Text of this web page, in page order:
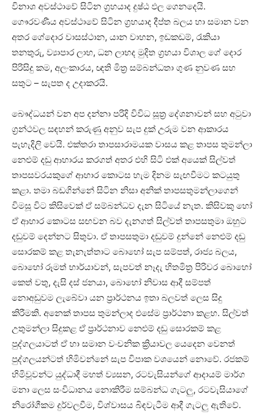
විනාශ අවස්‌ථාවේ සිටින ග්‍රහයාද දුෂ්ඨ ඵල ගෙනදෙයි.
ගෞරවණීය අවස්‌ථාවේ සිටින ග්‍රහයාද දීප්ත බලය හා සමාන වන
අතර ගේදොර වාසස්‌ථාන, යාන වාහන, ඉඩකඩම්, රැකියා
තනතුරු, ව්‍යාපාර ලාභ, ධන ලාභද මුදිත ග්‍රහයා විශාල ගේ දොර
පිරිසිදු කම, අලංකාරය, ඥති මිත්‍ර සම්බන්ධතා ගුණ නුවණ සහ
සතුට – සැපත ද උදාකරයි.
බෞද්ධයන් වන අප දන්නා පරිදි විවිධ සූත්‍ර දේශනාවන් සහ අටුවා
ග්‍රන්ථවල සඳහන් කරුණු අනුව සැප දුක්‌ උරුම වන ආකාරය
පැහැදිලි වෙයි. එක්‌තරා තාපසාරාමයක වාසය කළ තාපස තුමන්ලා
නෙළුම් දඬු ආහාරය කරගත් අතර එහි සිටි එක්‌ අයෙක්‌ සිල්වත්
තාපසවරයකුගේ ආහාර කොටස හැම දිනම සැඟවීමට කටයුතු
කළා. තමා බඩගින්නේ සිටින නිසා අනික්‌ තාපසතුමන්ලාගෙන්
විමසූ විට කිසිවෙක්‌ ඒ සම්බන්ධව දැන සිටියේ නැත. කිසිවකු හෝ
ඒ ආහාර කොටස සඟවන බව දැනගත් සිල්වත් තාපසතුමා ඔහුට
දඬුවම් දෙන්නට සිතුවා. ඒ තාපසතුමා දඬුවම් දුන්නේ නෙළුම් දඬු
සොරකම් කළ තැනැත්තාට බොහෝ සැප සම්පත්, රාජ්‍ය බලය,
බොහෝ රූමත් භාර්යාවන්, සැපවත් නෑදැ හිතමිත්‍ර පිරිවර බොහෝ
කෙත් වතු, දැසි දස්‌ ජනයා, බොහෝ නිවාස ආදී සම්පත්
නොඅඩුවම ලැබේවා යන ප්‍රාර්ථනය ඉතා බලවත් ලෙස සිදු
කිරීමකි. අනෙක්‌ තාපස තුමන්ලාද එසේම ප්‍රාර්ථනා කළහ. සිල්වත්
උතුමන්ලා සිදුකළ ඒ ප්‍රාර්ථනාව නෙළුම් දඬු සොරකම් කළ
පුද්ගලයාටත් ඒ හා සමාන වංචනික ක්‍රියාවල යෙදෙන වෙනත්
පුද්ගලයන්ටත් හිමිවන්නේ සැප විපාක වශයෙන් නොවේ. රජකම්
හිමිවූවන්ට යුද්ධාදී මහත් ව්‍යසන, රටවැසියන්ගේ ආදායම් මාර්ග
මනා ලෙස සංවිධානය නොකිරීම සම්බන්ධ ගැටලු, රටවැසියාගේ
නිරෝගීකම දුර්වලවීම, විශ්වාසය බිඳවැටීම ආදී ගැටලු ඇතිවේ.